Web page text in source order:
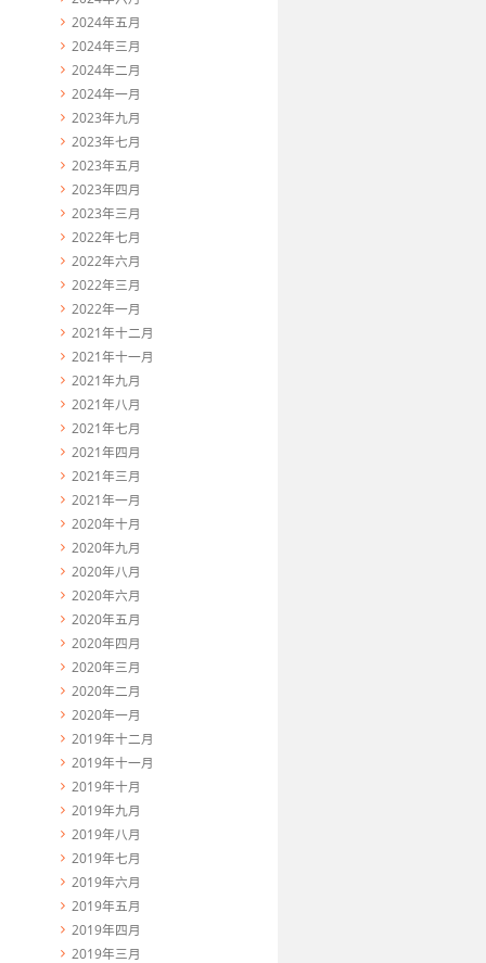
2024年五月
2024年三月
2024年二月
2024年一月
2023年九月
2023年七月
2023年五月
2023年四月
2023年三月
2022年七月
2022年六月
2022年三月
2022年一月
2021年十二月
2021年十一月
2021年九月
2021年八月
2021年七月
2021年四月
2021年三月
2021年一月
2020年十月
2020年九月
2020年八月
2020年六月
2020年五月
2020年四月
2020年三月
2020年二月
2020年一月
2019年十二月
2019年十一月
2019年十月
2019年九月
2019年八月
2019年七月
2019年六月
2019年五月
2019年四月
2019年三月